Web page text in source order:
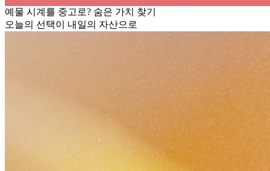
예물 시계를 중고로? 숨은 가치 찾기
오늘의 선택이 내일의 자산으로